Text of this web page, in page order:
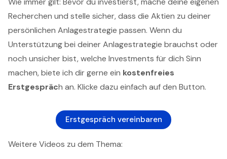
Recherchen und stelle sicher, dass die Aktien zu deiner
persönlichen Anlagestrategie passen. Wenn du
Unterstützung bei deiner Anlagestrategie brauchst oder
noch unsicher bist, welche Investments für dich Sinn
machen, biete ich dir gerne ein kostenfreies
Erstgespräch an. Klicke dazu einfach auf den Button.
Erstgespräch vereinbaren
Weitere Videos zu dem Thema: